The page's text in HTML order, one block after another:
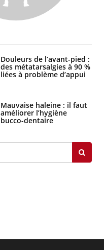
Douleurs de l’avant-pied :
des métatarsalgies à 90 %
liées à problème d’appui
Mauvaise haleine : il faut
améliorer l’hygiène
bucco-dentaire